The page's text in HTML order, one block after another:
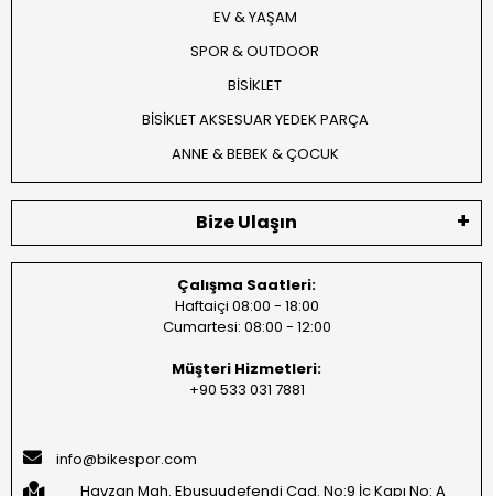
EV & YAŞAM
SPOR & OUTDOOR
BİSİKLET
BİSİKLET AKSESUAR YEDEK PARÇA
ANNE & BEBEK & ÇOCUK
Bize Ulaşın
Çalışma Saatleri:
Haftaiçi 08:00 - 18:00
Cumartesi: 08:00 - 12:00
Müşteri Hizmetleri:
+90 533 031 7881
info@bikespor.com
Havzan Mah. Ebusuudefendi Cad. No:9 İç Kapı No: A